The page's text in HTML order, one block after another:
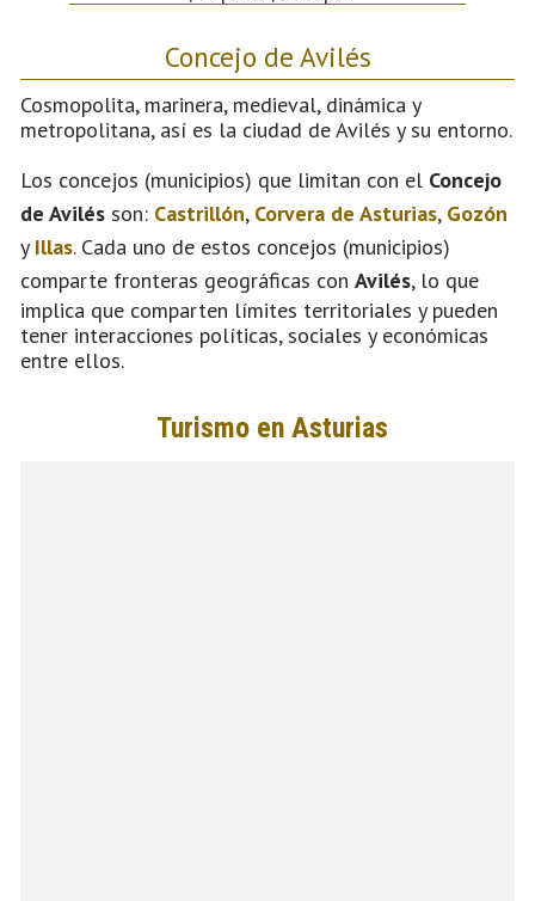
Concejo de Avilés
Cosmopolita, marinera, medieval, dinámica y
metropolitana, así es la ciudad de Avilés y su entorno.
Los concejos (municipios) que limitan con el Concejo
de Avilés son: Castrillón, Corvera de Asturias, Gozón
y Illas. Cada uno de estos concejos (municipios)
comparte fronteras geográficas con Avilés, lo que
implica que comparten límites territoriales y pueden
tener interacciones políticas, sociales y económicas
entre ellos.